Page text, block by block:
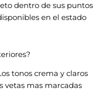
dentro de sus puntos
en el estado
tonos crema y claros
vetas mas marcadas